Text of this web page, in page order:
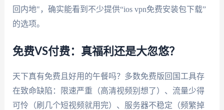
回内地"，确实能看到不少提供“ios vpn免费安装包下载”
的选项。
免费VS付费：真福利还是大忽悠？
天下真有免费且好用的午餐吗？多数免费版回国工具存
在致命缺陷：限速严重（高清视频别想了）、流量少得
可怜（刷几个短视频就用完）、服务器不稳定（频繁掉